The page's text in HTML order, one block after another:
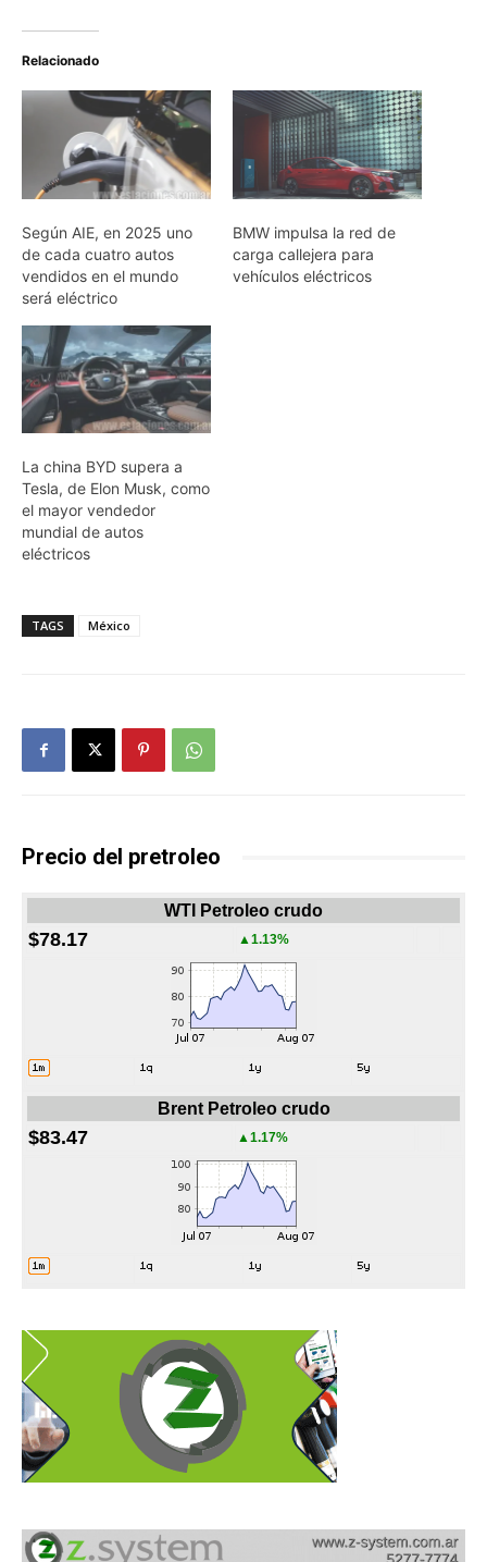
Relacionado
Según AIE, en 2025 uno
de cada cuatro autos
vendidos en el mundo
será eléctrico
BMW impulsa la red de
carga callejera para
vehículos eléctricos
La china BYD supera a
Tesla, de Elon Musk, como
el mayor vendedor
mundial de autos
eléctricos
TAGS México
Precio del pretroleo
WTI Petroleo crudo
$78.17 ▲1.13%
Brent Petroleo crudo
$83.47 ▲1.17%